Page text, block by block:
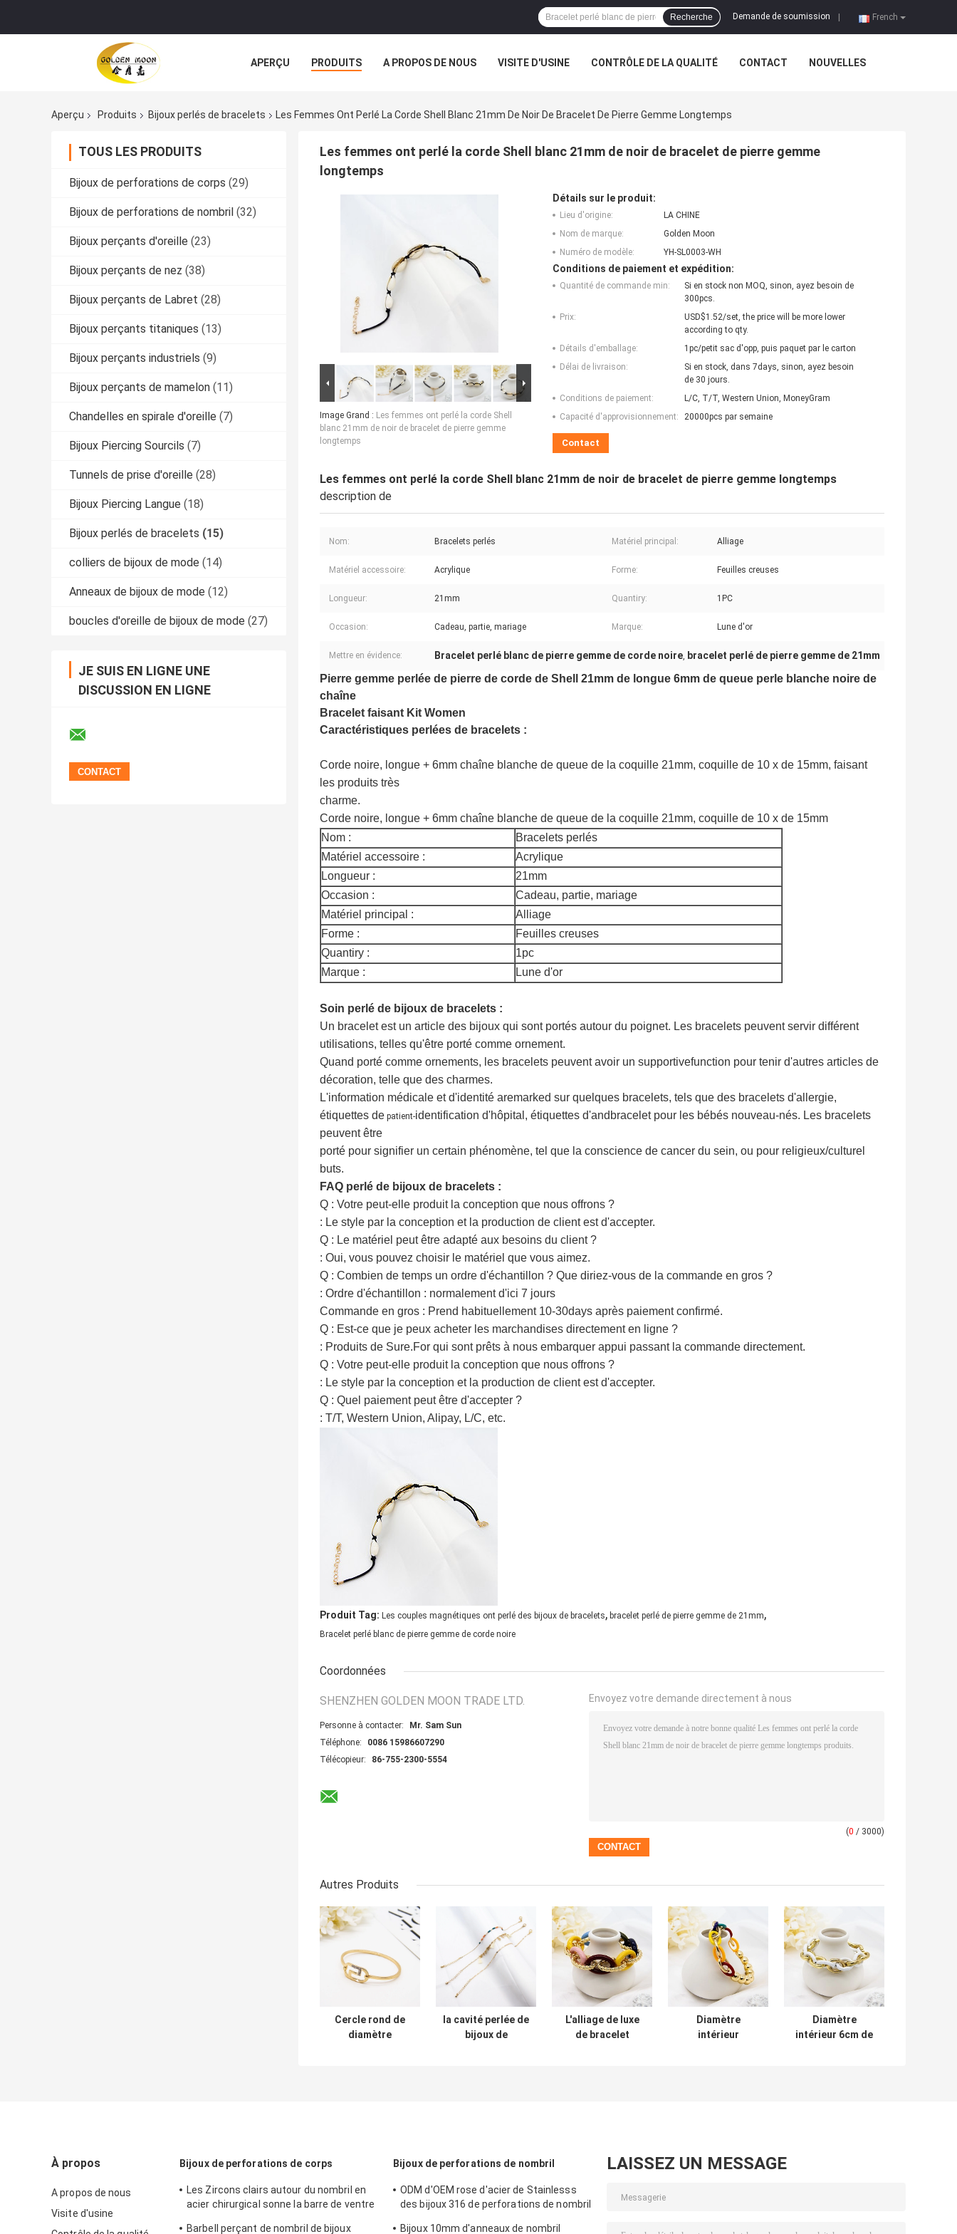
French
Demande de soumission
Recherche
APERÇU PRODUITS A PROPOS DE NOUS VISITE D'USINE CONTRÔLE DE LA QUALITÉ CONTACT NOUVELLES
Aperçu
Produits Bijoux perlés de bracelets Les Femmes Ont Perlé La Corde Shell Blanc 21mm De Noir De Bracelet De Pierre Gemme Longtemps
TOUS LES PRODUITS
Bijoux de perforations de corps (29)
Bijoux de perforations de nombril (32)
Bijoux perçants d'oreille (23)
Bijoux perçants de nez (38)
Bijoux perçants de Labret (28)
Bijoux perçants titaniques (13)
Bijoux perçants industriels (9)
Bijoux perçants de mamelon (11)
Chandelles en spirale d'oreille (7)
Bijoux Piercing Sourcils (7)
Tunnels de prise d'oreille (28)
Bijoux Piercing Langue (18)
Bijoux perlés de bracelets (15)
colliers de bijoux de mode (14)
Anneaux de bijoux de mode (12)
boucles d'oreille de bijoux de mode (27)
JE SUIS EN LIGNE UNE
DISCUSSION EN LIGNE
Les femmes ont perlé la corde Shell blanc 21mm de noir de bracelet de pierre gemme
longtemps
Image Grand : Les femmes ont perlé la corde Shell
blanc 21mm de noir de bracelet de pierre gemme
longtemps
Détails sur le produit:
Lieu d'origine:
LA CHINE
Nom de marque:
Golden Moon
Numéro de modèle:
YH-SL0003-WH
Conditions de paiement et expédition:
Quantité de commande min:
Si en stock non MOQ, sinon, ayez besoin de
300pcs.
Prix:
USD$1.52/set, the price will be more lower
according to qty.
Détails d'emballage:
1pc/petit sac d'opp, puis paquet par le carton
Délai de livraison:
Si en stock, dans 7days, sinon, ayez besoin
de 30 jours.
Conditions de paiement:
L/C, T/T, Western Union, MoneyGram
Capacité d'approvisionnement:
20000pcs par semaine
Contact
Les femmes ont perlé la corde Shell blanc 21mm de noir de bracelet de pierre gemme longtemps
description de
Nom: Bracelets perlés Matériel principal: Alliage
Matériel accessoire: Acrylique Forme: Feuilles creuses
Longueur: 21mm Quantiry: 1PC
Occasion: Cadeau, partie, mariage Marque: Lune d'or
Mettre en évidence: Bracelet perlé blanc de pierre gemme de corde noire, bracelet perlé de pierre gemme de 21mm
Pierre gemme perlée de pierre de corde de Shell 21mm de longue 6mm de queue perle blanche noire de
chaîne
Bracelet faisant Kit Women
Caractéristiques perlées de bracelets :
Corde noire, longue + 6mm chaîne blanche de queue de la coquille 21mm, coquille de 10 x de 15mm, faisant
les produits très
charme.
Corde noire, longue + 6mm chaîne blanche de queue de la coquille 21mm, coquille de 10 x de 15mm
Nom :
Bracelets perlés
Matériel accessoire :
Acrylique
Longueur :
21mm
Occasion :
Cadeau, partie, mariage
Matériel principal :
Alliage
Forme :
Feuilles creuses
Quantiry :
1pc
Marque :
Lune d'or
Soin perlé de bijoux de bracelets :
Un bracelet est un article des bijoux qui sont portés autour du poignet. Les bracelets peuvent servir différent
utilisations, telles qu'être porté comme ornement.
Quand porté comme ornements, les bracelets peuvent avoir un supportivefunction pour tenir d'autres articles de
décoration, telle que des charmes.
L'information médicale etd'identité aremarked sur quelques bracelets, tels que des bracelets d'allergie,
étiquettes de patient-identification d'hôpital, étiquettes d'andbracelet pour les bébés nouveau-nés. Les bracelets
peuvent être
porté pour signifier un certain phénomène, tel que la conscience de cancer du sein, ou pour religieux/culturel
buts.
FAQ perlé de bijoux de bracelets :
Q : Votre peut-elle produit la conception que nous offrons ?
: Le style par la conception et la production de client est d'accepter.
Q : Le matériel peut être adapté aux besoins du client ?
: Oui, vous pouvez choisir le matériel que vous aimez.
Q : Combien de temps un ordre d'échantillon ? Que diriez-vous de la commande en gros ?
: Ordre d'échantillon : normalement d'ici 7 jours
Commande en gros : Prend habituellement 10-30days après paiement confirmé.
Q : Est-ce que je peux acheter les marchandises directement en ligne ?
: Produits de Sure.For qui sont prêts à nous embarquer appui passant la commande directement.
Q : Votre peut-elle produit la conception que nous offrons ?
: Le style par la conception et la production de client est d'accepter.
Q : Quel paiement peut être d'accepter ?
: T/T, Western Union, Alipay, L/C, etc.
Produit Tag: Les couples magnétiques ont perlé des bijoux de bracelets, bracelet perlé de pierre gemme de 21mm,
Bracelet perlé blanc de pierre gemme de corde noire
Coordonnées
SHENZHEN GOLDEN MOON TRADE LTD.
Personne à contacter:
Mr. Sam Sun
Téléphone:
0086 15986607290
Télécopieur:
86-755-2300-5554
Envoyez votre demande directement à nous
(0 / 3000)
Autres Produits
Cercle rond de
diamètre
la cavité perlée de
bijoux de
L'alliage de luxe
de bracelet
Diamètre
intérieur
Diamètre
intérieur 6cm de
À propos
A propos de nous
Visite d'usine
Bijoux de perforations de corps
Les Zircons clairs autour du nombril en
acier chirurgical sonne la barre de ventre
Barbell perçant de nombril de bijoux
Bijoux de perforations de nombril
ODM d'OEM rose d'acier de Stainlesss
des bijoux 316 de perforations de nombril
Bijoux 10mm d'anneaux de nombril
LAISSEZ UN MESSAGE